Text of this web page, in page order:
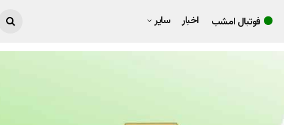
فوتبال امشب اخبار سایر